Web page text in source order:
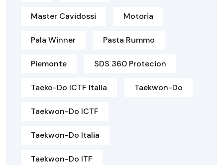
Master Cavidossi Motoria
Pala Winner Pasta Rummo
Piemonte SDS 360 Protecion
Taeko-Do ICTF Italia Taekwon-Do
Taekwon-Do ICTF
Taekwon-Do Italia
Taekwon-Do ITF